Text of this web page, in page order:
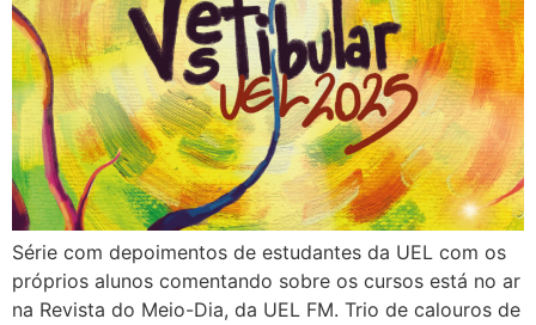
Série com depoimentos de estudantes da UEL com os
próprios alunos comentando sobre os cursos está no ar
na Revista do Meio-Dia, da UEL FM. Trio de calouros de